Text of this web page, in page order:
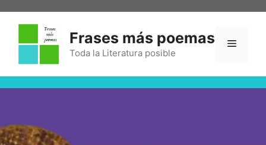
Frases más poemas
Toda la Literatura posible